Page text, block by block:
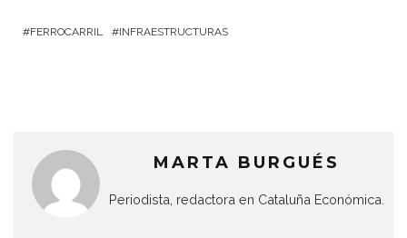
FERROCARRIL INFRAESTRUCTURAS
MARTA BURGUÉS
Periodista, redactora en Cataluña Económica.